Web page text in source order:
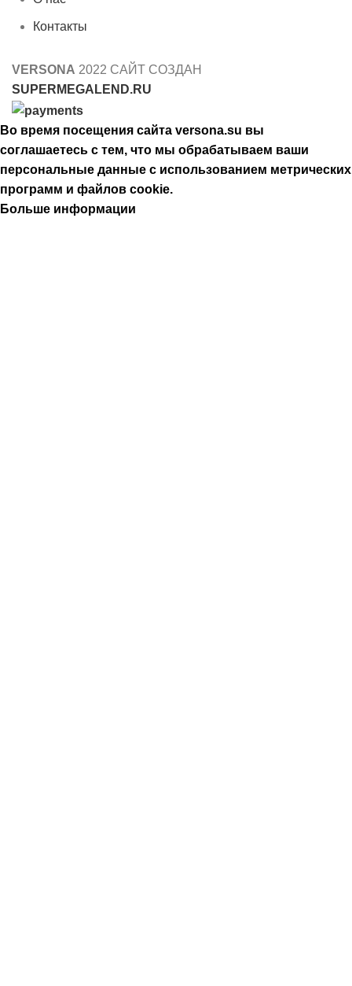
Контакты
VERSONA 2022 САЙТ СОЗДАН
SUPERMEGALEND.RU
Во время посещения сайта versona.su вы
соглашаетесь с тем, что мы обрабатываем ваши
персональные данные с использованием метрических
программ и файлов cookie.
Больше информации